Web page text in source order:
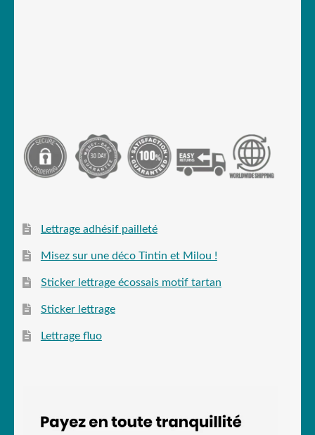
Lettrage adhésif pailleté
Misez sur une déco Tintin et Milou !
Sticker lettrage écossais motif tartan
Sticker lettrage
Lettrage fluo